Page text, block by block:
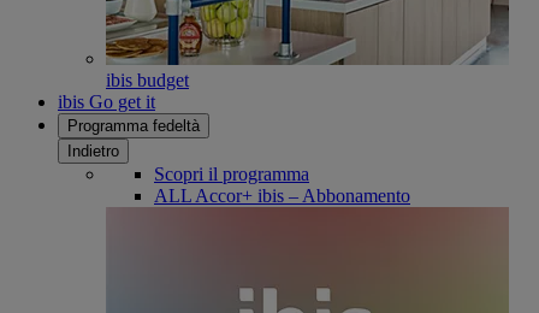
ibis budget
ibis Go get it
Programma fedeltà
Indietro
Scopri il programma
ALL Accor+ ibis – Abbonamento